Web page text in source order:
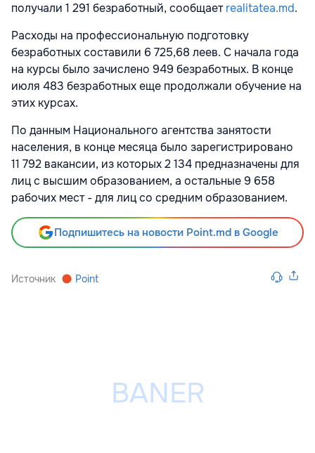
получали 1 291 безработный, сообщаетrealitatea.md.
Расходы на профессиональную подготовку
безработных составили 6 725,68 леев. С начала года
на курсы было зачислено 949 безработных. В конце
июля 483 безработных еще продолжали обучение на
этих курсах.
По данным Национального агентства занятости
населения, в конце месяца было зарегистрировано
11 792 вакансии, из которых 2 134 предназначены для
лиц с высшим образованием, а остальные 9 658
рабочих мест - для лиц со средним образованием.
Подпишитесь на новости Point.md в Google
Источник Point